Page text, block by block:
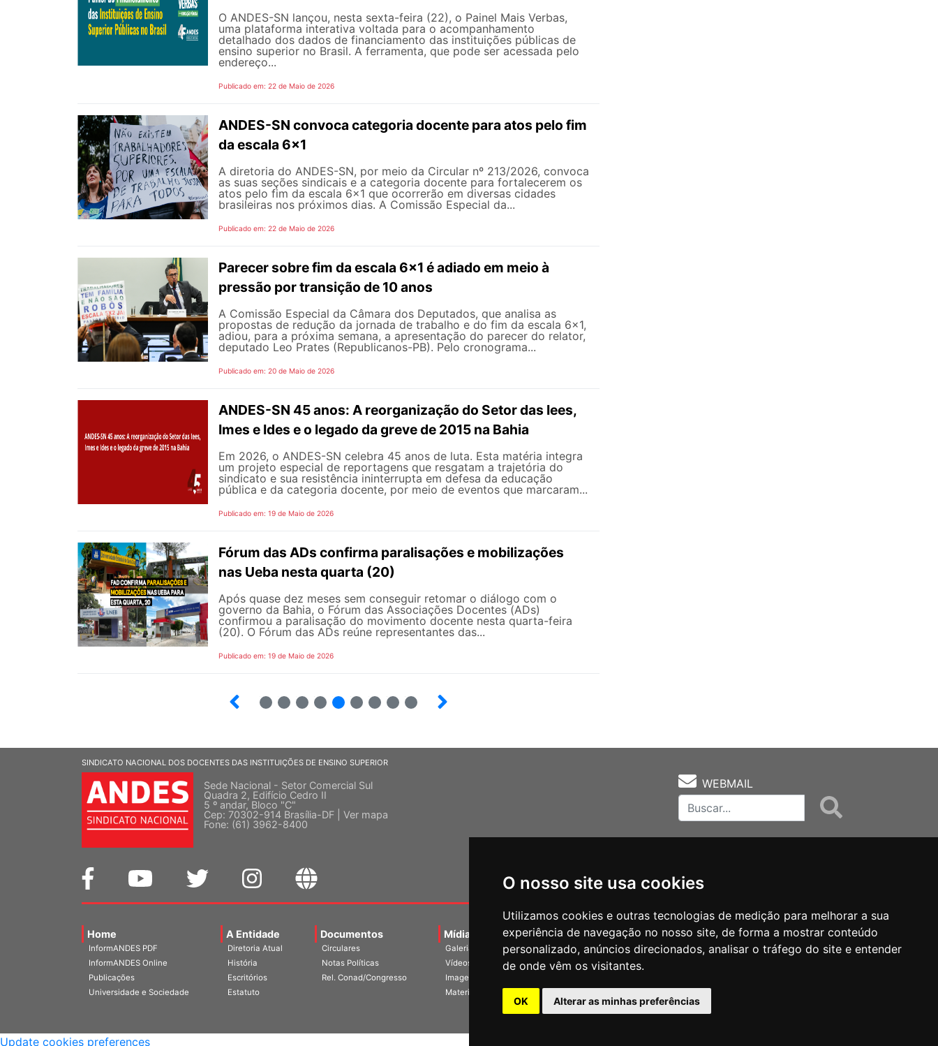
O nosso site usa cookies
Utilizamos cookies e outras tecnologias de medição para melhorar a sua
experiência de navegação no nosso site, de forma a mostrar conteúdo
personalizado, anúncios direcionados, analisar o tráfego do site e entender
de onde vêm os visitantes.
OK Alterar as minhas preferências
O ANDES-SN lançou, nesta sexta-feira (22), o Painel Mais Verbas,
uma plataforma interativa voltada para o acompanhamento
detalhado dos dados de financiamento das instituições públicas de
ensino superior no Brasil. A ferramenta, que pode ser acessada pelo
endereço...
Publicado em: 22 de Maio de 2026
ANDES-SN convoca categoria docente para atos pelo fim
da escala 6x1
A diretoria do ANDES-SN, por meio da Circular nº 213/2026, convoca
as suas seções sindicais e a categoria docente para fortalecerem os
atos pelo fim da escala 6x1 que ocorrerão em diversas cidades
brasileiras nos próximos dias. A Comissão Especial da...
Publicado em: 22 de Maio de 2026
Parecer sobre fim da escala 6x1 é adiado em meio à
pressão por transição de 10 anos
A Comissão Especial da Câmara dos Deputados, que analisa as
propostas de redução da jornada de trabalho e do fim da escala 6x1,
adiou, para a próxima semana, a apresentação do parecer do relator,
deputado Leo Prates (Republicanos-PB). Pelo cronograma...
Publicado em: 20 de Maio de 2026
ANDES-SN 45 anos: A reorganização do Setor das Iees,
Imes e Ides e o legado da greve de 2015 na Bahia
Em 2026, o ANDES-SN celebra 45 anos de luta. Esta matéria integra
um projeto especial de reportagens que resgatam a trajetória do
sindicato e sua resistência ininterrupta em defesa da educação
pública e da categoria docente, por meio de eventos que marcaram...
Publicado em: 19 de Maio de 2026
Fórum das ADs confirma paralisações e mobilizações
nas Ueba nesta quarta (20)
Após quase dez meses sem conseguir retomar o diálogo com o
governo da Bahia, o Fórum das Associações Docentes (ADs)
confirmou a paralisação do movimento docente nesta quarta-feira
(20). O Fórum das ADs reúne representantes das...
Publicado em: 19 de Maio de 2026
SINDICATO NACIONAL DOS DOCENTES DAS INSTITUIÇÕES DE ENSINO SUPERIOR
Sede Nacional - Setor Comercial Sul
Quadra 2, Edifício Cedro II
5 º andar, Bloco "C"
Cep: 70302-914 Brasília-DF | Ver mapa
Fone: (61) 3962-8400
WEBMAIL
Home
InformANDES PDF
InformANDES Online
Publicações
Universidade e Sociedade
A Entidade
Diretoria Atual
História
Escritórios
Estatuto
Documentos
Circulares
Notas Políticas
Rel. Conad/Congresso
Mídias
Galerias
Vídeos
Imagens
Materiais
Agenda Notícias Notas Técnicas Fale Conocsco
Update cookies preferences